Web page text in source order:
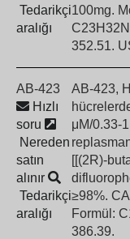
Tedarikçi
aralığı
100mg.
352.51.
AB-423
Hızlı
soru
Nereden
satın
alınır
Tedarikçi
aralığı
AB-423,
μM/0.33-
[[(2R)-
≥98%.
Formül:
386.39.